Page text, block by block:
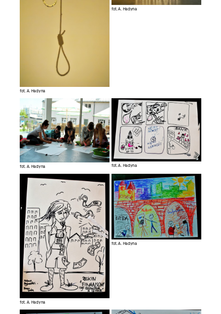
fot. A. Hadyna
fot. A. Hadyna
fot. A. Hadyna fot. A. Hadyna
fot. A. Hadyna
fot. A. Hadyna